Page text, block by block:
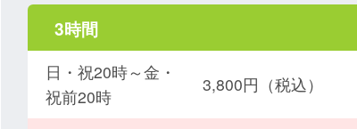
3時間
日・祝20時～金・
祝前20時
3,800円（税込）